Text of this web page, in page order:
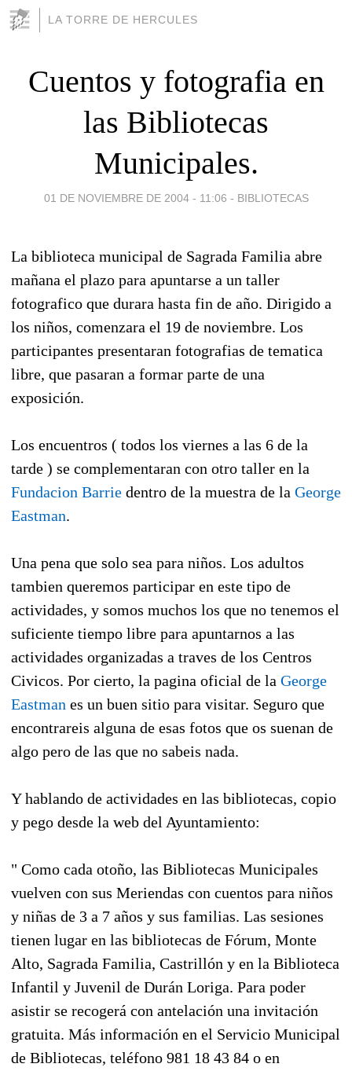
LA TORRE DE HERCULES
Cuentos y fotografia en
las Bibliotecas
Municipales.
01 DE NOVIEMBRE DE 2004 - 11:06 - BIBLIOTECAS
La biblioteca municipal de Sagrada Familia abre
mañana el plazo para apuntarse a un taller
fotografico que durara hasta fin de año. Dirigido a
los niños, comenzara el 19 de noviembre. Los
participantes presentaran fotografias de tematica
libre, que pasaran a formar parte de una
exposición.
Los encuentros ( todos los viernes a las 6 de la
tarde ) se complementaran con otro taller en la
Fundacion Barrie dentro de la muestra de la George
Eastman.
Una pena que solo sea para niños. Los adultos
tambien queremos participar en este tipo de
actividades, y somos muchos los que no tenemos el
suficiente tiempo libre para apuntarnos a las
actividades organizadas a traves de los Centros
Civicos. Por cierto, la pagina oficial de la George
Eastman es un buen sitio para visitar. Seguro que
encontrareis alguna de esas fotos que os suenan de
algo pero de las que no sabeis nada.
Y hablando de actividades en las bibliotecas, copio
y pego desde la web del Ayuntamiento:
" Como cada otoño, las Bibliotecas Municipales
vuelven con sus Meriendas con cuentos para niños
y niñas de 3 a 7 años y sus familias. Las sesiones
tienen lugar en las bibliotecas de Fórum, Monte
Alto, Sagrada Familia, Castrillón y en la Biblioteca
Infantil y Juvenil de Durán Loriga. Para poder
asistir se recogerá con antelación una invitación
gratuita. Más información en el Servicio Municipal
de Bibliotecas, teléfono 981 18 43 84 o en